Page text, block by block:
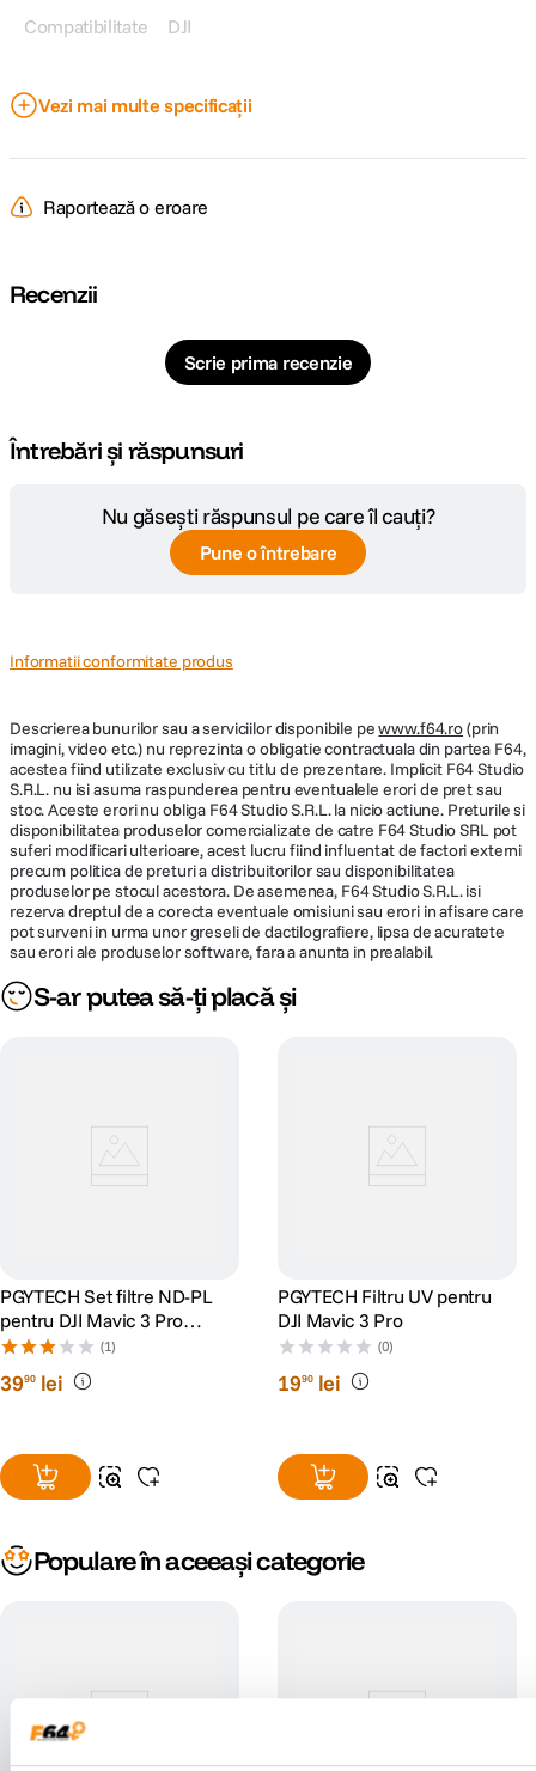
Compatibilitate DJI
DETALII PRODUCATOR
Vezi mai multe specificații
Raportează o eroare
Recenzii
Scrie prima recenzie
Întrebări și răspunsuri
Nu găsești răspunsul pe care îl cauți?
Pune o întrebare
Informatii conformitate produs
Descrierea bunurilor sau a serviciilor disponibile pewww.f64.ro(prin
imagini, video etc.) nu reprezinta o obligatie contractuala din partea F64,
acestea fiind utilizate exclusiv cu titlu de prezentare. Implicit F64 Studio
S.R.L. nu isi asuma raspunderea pentru eventualele erori de pret sau
stoc. Aceste erori nu obliga F64 Studio S.R.L. la nicio actiune. Preturile si
disponibilitatea produselor comercializate de catre F64 Studio SRL pot
suferi modificari ulterioare, acest lucru fiind influentat de factori externi
precum politica de preturi a distribuitorilor sau disponibilitatea
produselor pe stocul acestora. De asemenea, F64 Studio S.R.L. isi
rezerva dreptul de a corecta eventuale omisiuni sau erori in afisare care
pot surveni in urma unor greseli de dactilografiere, lipsa de acuratete
sau erori ale produselor software, fara a anunta in prealabil.
S-ar putea să-ți placă și
PGYTECH Set filtre ND-PL
pentru DJI Mavic 3 Pro
(NDPL 8 16 32 64)
(1)
3990 lei
PGYTECH Filtru UV pentru
DJI Mavic 3 Pro
(0)
1990 lei
Populare în aceeași categorie